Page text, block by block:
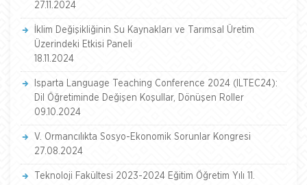
27.11.2024
İklim Değişikliğinin Su Kaynakları ve Tarımsal Üretim
Üzerindeki Etkisi Paneli
18.11.2024
Isparta Language Teaching Conference 2024 (ILTEC24):
Dil Öğretiminde Değişen Koşullar, Dönüşen Roller
09.10.2024
V. Ormancılıkta Sosyo-Ekonomik Sorunlar Kongresi
27.08.2024
Teknoloji Fakültesi 2023-2024 Eğitim Öğretim Yılı 11.